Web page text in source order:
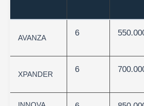
AVANZA
6
XPANDER
6